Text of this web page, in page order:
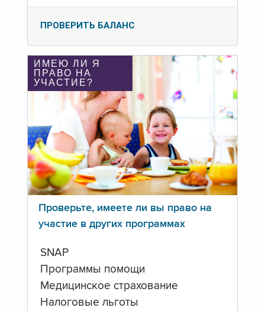
ПРОВЕРИТЬ БАЛАНС
ИМЕЮ ЛИ Я
ПРАВО НА
УЧАСТИЕ?
Проверьте, имеете ли вы право на
участие в других программах
SNAP
Программы помощи
Медицинское страхование
Налоговые льготы